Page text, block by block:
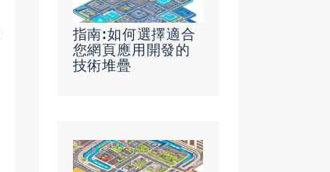
指南:如何選擇適合
您網頁應用開發的
技術堆疊